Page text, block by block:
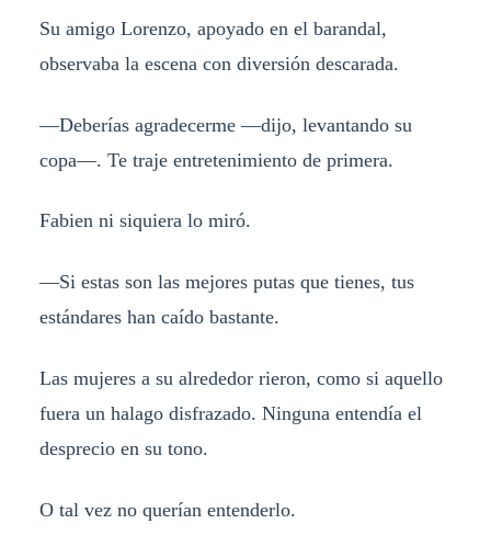
Su amigo Lorenzo, apoyado en el barandal,
observaba la escena con diversión descarada.
—Deberías agradecerme —dijo, levantando su
copa—. Te traje entretenimiento de primera.
Fabien ni siquiera lo miró.
—Si estas son las mejores putas que tienes, tus
estándares han caído bastante.
Las mujeres a su alrededor rieron, como si aquello
fuera un halago disfrazado. Ninguna entendía el
desprecio en su tono.
O tal vez no querían entenderlo.